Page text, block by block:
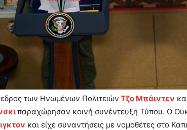
των Ηνωμένων Πολιτειών Τζο Μπάιντεν
παραχώρησαν κοινή συνέντευξη Τύπου. Ο
και είχε συναντήσεις με νομοθέτες στο